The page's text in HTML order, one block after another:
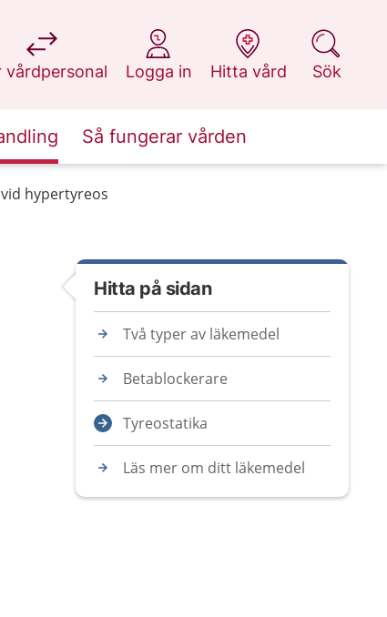
vårdpersonal
på 1177.se
Logga in
på 1177.se
Hitta vård
på 1177.se
Sök
på 1177.se
Så fungerar vården
hypertyreos
Hitta på sidan
Två typer av läkemedel
Betablockerare
Tyreostatika
Läs mer om ditt läkemedel